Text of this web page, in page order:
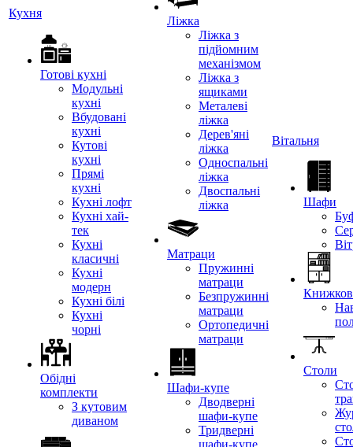
Кухня
Готові кухні
Модульні
кухні
Вбудовані
кухні
Кутові
кухні
Прямі
кухні
Кухні лофт
Кухні хай-
тек
Кухні
класичні
Кухні
модерн
Кухні білі
Кухні
чорні
Обідні
комплекти
З кутовим
диваном
Ліжка
Ліжка з
підйомним
механізмом
Ліжка з
ящиками
Металеві
ліжка
Дерев'яні
ліжка
Односпальні
ліжка
Двоспальні
ліжка
Матраци
Пружинні
матраци
Безпружинні
матраци
Ортопедичні
матраци
Шафи-купе
Дводверні
шафи-купе
Тридверні
шафи-купе
Вітальня
Шафи
Столи